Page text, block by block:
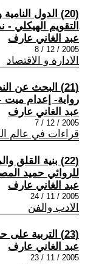
(20) الدول
التقويم الهيكلي -
عبد الغاني عارف
2005 / 12 / 8
الادارة و الاقتصاد
(21) البحث عن
رواية- إعدام ميت
عبد الغاني عارف
2005 / 12 / 7
قراءات في عالم
(22) بنية
للروائي حميد
عبد الغاني عارف
2005 / 11 / 24
الادب والفن
(23) التربية على حقوق الإنسان وإشكالية المرجعية
عبد الغاني عارف
2005 / 11 / 23